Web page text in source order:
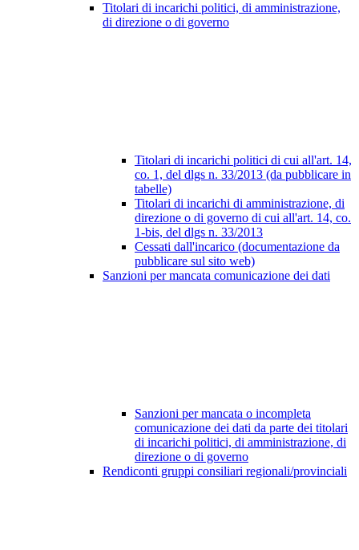
Titolari di incarichi politici, di amministrazione,
di direzione o di governo
Titolari di incarichi politici di cui all'art. 14,
co. 1, del dlgs n. 33/2013 (da pubblicare in
tabelle)
Titolari di incarichi di amministrazione, di
direzione o di governo di cui all'art. 14, co.
1-bis, del dlgs n. 33/2013
Cessati dall'incarico (documentazione da
pubblicare sul sito web)
Sanzioni per mancata comunicazione dei dati
Sanzioni per mancata o incompleta
comunicazione dei dati da parte dei titolari
di incarichi politici, di amministrazione, di
direzione o di governo
Rendiconti gruppi consiliari regionali/provinciali